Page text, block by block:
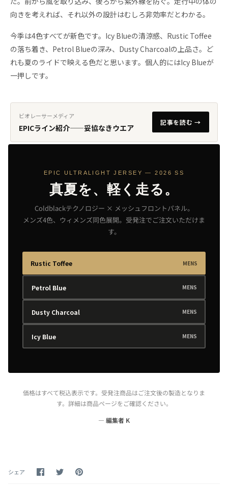
向きを考えれば、それ以外の設計はむしろ非効率だとわかる。
今季は4色すべてが新色です。Icy Blueの清涼感、Rustic Toffee
の落ち着き、Petrol Blueの深み、Dusty Charcoalの上品さ。ど
れも夏のライドで映える色だと思います。個人的にはIcy Blueが
一押しです。
ビオレーサーメディア
EPICライン紹介——妥協なきウエア
記事を読む →
EPIC ULTRALIGHT JERSEY — 2026 SS
真夏を、軽く走る。
Coldblackテクノロジー × メッシュフロントパネル。
メンズ4色、ウィメンズ同色展開。受発注でご注文いただけま
す。
Rustic Toffee MENS
Petrol Blue MENS
Dusty Charcoal MENS
Icy Blue MENS
価格はすべて税込表示です。受発注商品はご注文後の製造となりま
す。詳細は商品ページをご確認ください。
— 編集者 K
シェア Facebook
で
Twitterpinterest